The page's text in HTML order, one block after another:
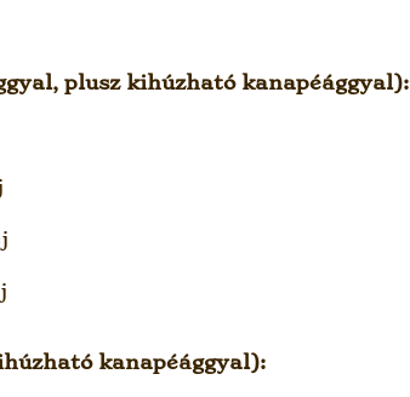
plusz kihúzható kanapéággyal):
kanapéággyal):